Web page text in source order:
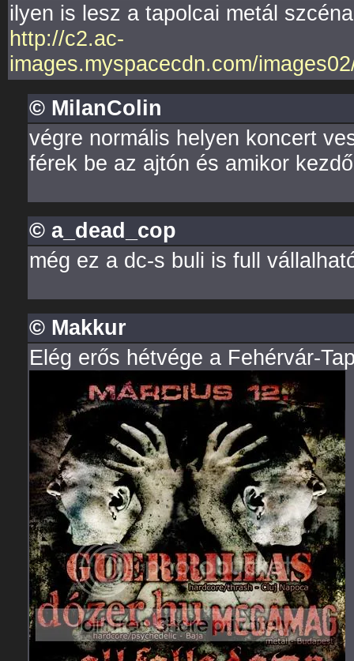
ilyen is lesz a tapolcai metál
http://c2.ac-
images.myspacecdn.com/
© MilanColin
végre normális helyen koncert
férek be az ajtón és amikor
© a_dead_cop
még ez a dc-s buli is full
© Makkur
Elég erős hétvége a Fehérvár-